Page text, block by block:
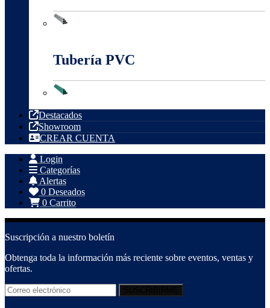
Tubería PVC
Destacados
Showroom
CREAR CUENTA
Login
Categorías
Alertas
0 Deseados
0 Carrito
Suscripción a nuestro boletín
Obtenga toda la información más reciente sobre eventos, ventas y
ofertas.